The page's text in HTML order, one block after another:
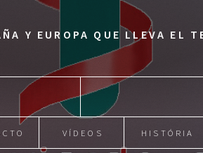
Y EUROPA QUE LLEVA EL
VÍDEOS HISTÓRIA